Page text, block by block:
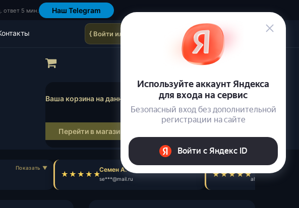
ответ 5 мин. Наш Telegram
{ Войти или зарегистрироваться }
Просмотр корзины
Ваша корзина на данный момент пуста.
Перейти в магазин
Семен А.
se***@mail.ru
Александр Ф.
al***@gmail.com